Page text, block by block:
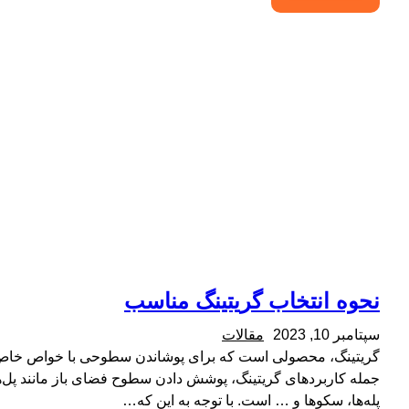
نحوه انتخاب گریتینگ مناسب
سپتامبر 10, 2023
مقالات
گریتینگ، محصولی است که برای پوشاندن سطوحی با خواص خاص
جمله کاربردهای گریتینگ، پوشش دادن سطوح فضای باز مانند
پله‌ها، سکوها و … است. با توجه به این که…